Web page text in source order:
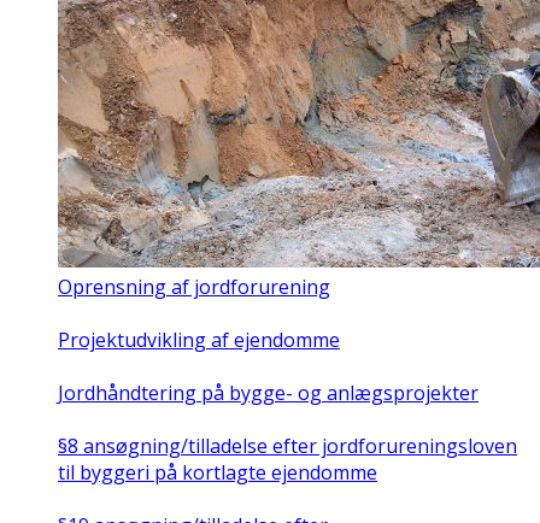
Oprensning af jordforurening
Projektudvikling af ejendomme
Jordhåndtering på bygge- og anlægsprojekter
§8 ansøgning/tilladelse efter jordforureningsloven
til byggeri på kortlagte ejendomme